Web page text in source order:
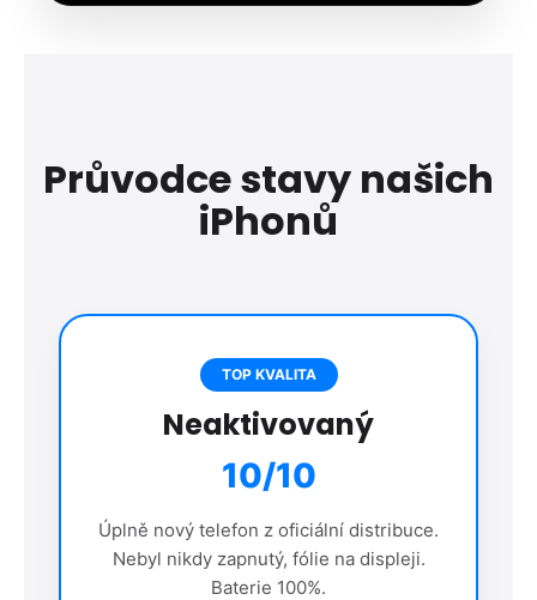
Průvodce stavy našich
iPhonů
TOP KVALITA
Neaktivovaný
10/10
Úplně nový telefon z oficiální distribuce.
Nebyl nikdy zapnutý, fólie na displeji.
Baterie 100%.